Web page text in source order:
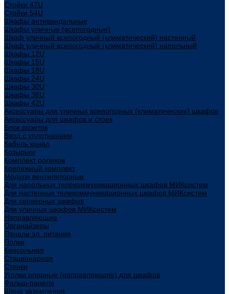
Стойки 47U
Стойки 54U
Шкафы антивандальные
Шкафы уличные (всепогодные)
Шкаф уличный всепогодный (климатический) настенный
Шкаф уличный всепогодный (климатический) напольный
Шкафы 12U
Шкафы 15U
Шкафы 18U
Шкафы 24U
Шкафы 30U
Шкафы 36U
Шкафы 42U
Аксессуары для уличных всепогодных (климатических) шкафов
Аксессуары для шкафов и стоек
Блок розеток
Ввод с уплотнением
Кабель канал
Козырьки
Комплект роликов
Крепежный комплект
Модули вентиляторные
Для напольных телекоммуникационных шкафов МИКсистем
Для настенных телекоммуникационных шкафов МИКсистем
Для серверных шкафов
Для уличных шкафов МИКсистем
Направляющие
Органайзеры
Панели эл. питания
Полки
Консольная
Стационарная
Стенки
Уголки опорные (направляющие) для шкафов
Фальш-панели
Шина заземления